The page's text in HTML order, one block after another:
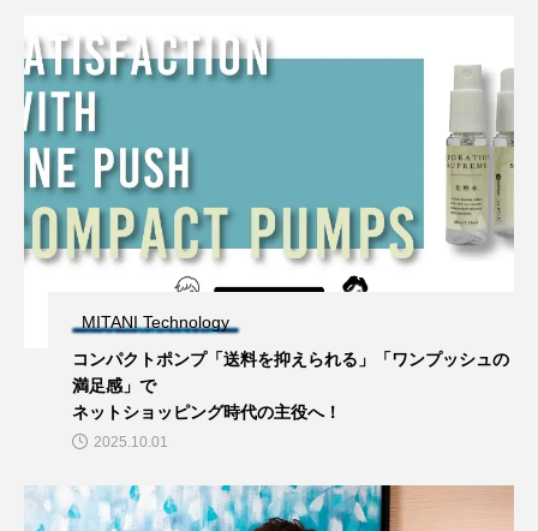
MITANI Technology
コンパクトポンプ「送料を抑えられる」「ワンプッシュの
満足感」で
ネットショッピング時代の主役へ！
2025.10.01